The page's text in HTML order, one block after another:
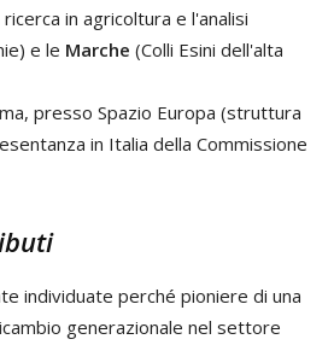
in agricoltura e l'analisi
e le Marche (Colli Esini dell'alta
presso Spazio Europa (struttura
in Italia della Commissione
individuate perché pioniere di una
generazionale nel settore